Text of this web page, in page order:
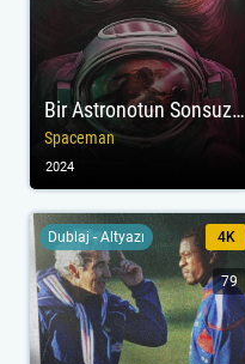
Bir Astronotun Sonsuz Yolculuğu
Spaceman
2024
Dublaj - Altyazı 4K
79